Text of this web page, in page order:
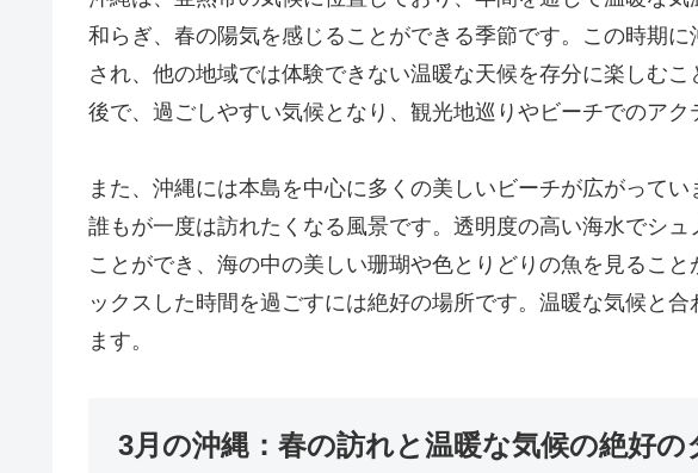
和らぎ、春の陽気を感じることができる季節です。この時期
され、他の地域では体験できない温暖な天候を存分に楽しむ
後で、過ごしやすい気候となり、観光地巡りやビーチでのアク
また、沖縄には本島を中心に多くの美しいビーチが広がってい
誰もが一度は訪れたくなる風景です。透明度の高い海水でシ
ことができ、海の中の美しい珊瑚や色とりどりの魚を見るこ
ックスした時間を過ごすには絶好の場所です。温暖な気候と
ます。
3月の沖縄：春の訪れと温暖な気候の絶好